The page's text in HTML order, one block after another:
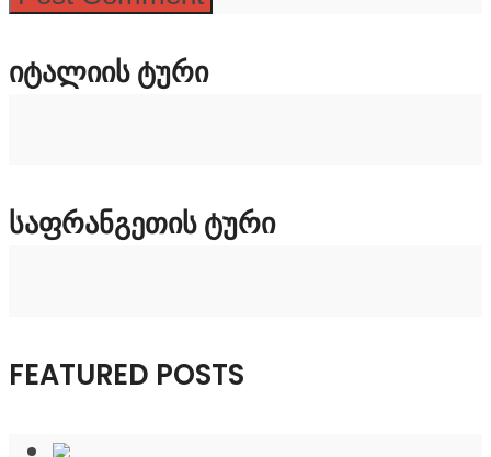
ᲘᲢᲐᲚᲘᲘᲡ ᲢᲣᲠᲘ
ᲡᲐᲤᲠᲐᲜᲒᲔᲗᲘᲡ ᲢᲣᲠᲘ
FEATURED POSTS